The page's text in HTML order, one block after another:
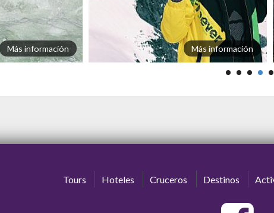
Más información Más información
Tours Hoteles Cruceros Destinos